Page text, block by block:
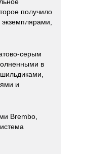
получило
серым
в
и
Brembo,